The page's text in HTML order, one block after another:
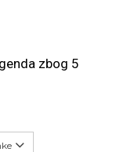
zbog 5